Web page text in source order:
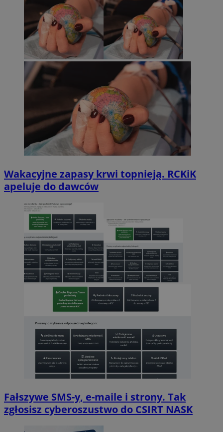
Wakacyjne zapasy krwi topnieją. RCKiK
apeluje do dawców
Fałszywe SMS-y, e-maile i strony. Tak
zgłosisz cyberoszustwo do CSIRT NASK